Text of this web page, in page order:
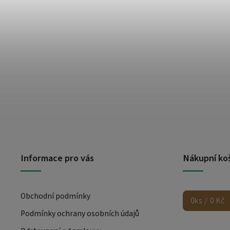
Informace pro vás
Obchodní podmínky
Podmínky ochrany osobních údajů
Nákupní
0ks / 0 Kč